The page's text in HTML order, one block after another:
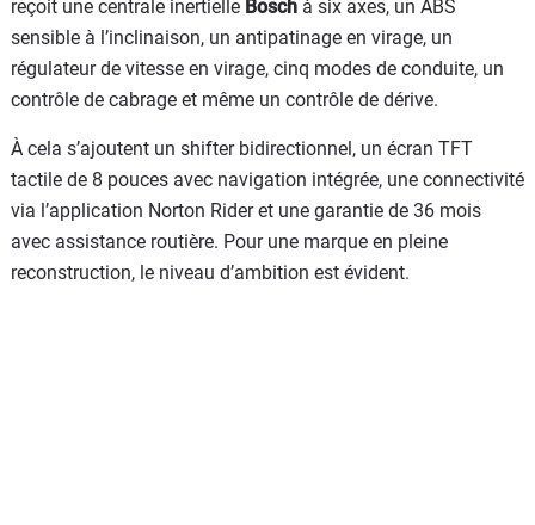
reçoit une centrale inertielle Bosch à six axes, un ABS
sensible à l’inclinaison, un antipatinage en virage, un
régulateur de vitesse en virage, cinq modes de conduite, un
contrôle de cabrage et même un contrôle de dérive.
À cela s’ajoutent un shifter bidirectionnel, un écran TFT
tactile de 8 pouces avec navigation intégrée, une connectivité
via l’application Norton Rider et une garantie de 36 mois
avec assistance routière. Pour une marque en pleine
reconstruction, le niveau d’ambition est évident.